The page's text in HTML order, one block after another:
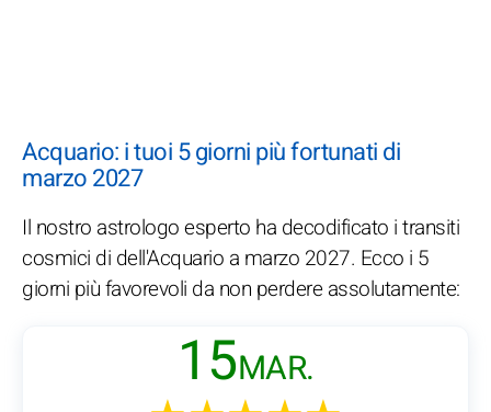
Acquario: i tuoi 5 giorni più fortunati di
marzo 2027
Il nostro astrologo esperto ha decodificato i transiti
cosmici di dell'Acquario a marzo 2027. Ecco i 5
giorni più favorevoli da non perdere assolutamente:
15MAR.